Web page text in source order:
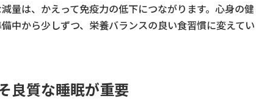
量は、かえって免疫力の低下につながります。心身の健
中から少しずつ、栄養バランスの良い食習慣に変えてい
良質な睡眠が重要